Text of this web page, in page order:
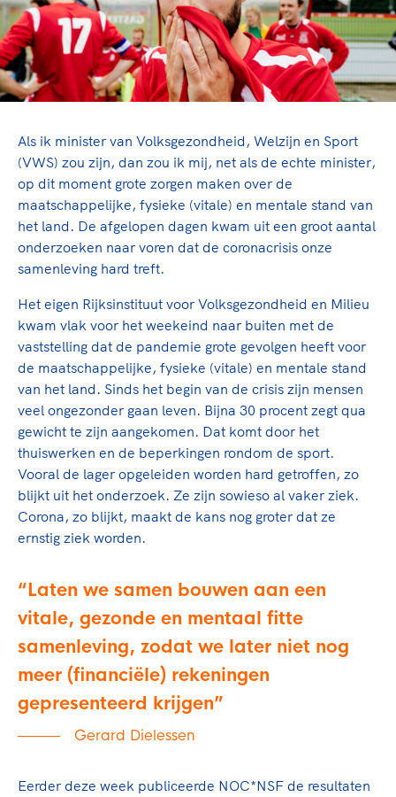
Sportonderzoek
Sportakkoord II
TeamNL kids
Olympische geschiedenis
Nieuwspagina
Columns
Sport gaat niet vanzelf
Sport verenigt. Op sportclubs, pleintjes, tijdens
een rondje fietsen, door samen te skaten of naar
de sportschool te gaan. Door samen te juichen
voor Sifan Hassan, Rico Verhoeven, Diede de
Groot en het Nederlands Elftal. Of met trots te
genieten van de karatewedstrijd van je dochter,
de halve marathon van je moeder of de
hockeywedstrijd van je buurjongen.
Lees verder
Veilige en integere sport
Diversiteit en inclusie
Gezonde sportomgeving
Duurzaamheid
Vitale clubs en bestuurlijk kader
Sportmatch
Clubacties
Handboek Wet- en Regelgeving
High5 Stappenplan
Ruimte voor sport
Clubondersteuning
Beroepskrachten
Samen voor een veilige
sportomgeving
Voor welk gedrag staat de club? Wat mag wel
En wat mag vooral niet? Een gedragscode geeft
hier richting aan en is dus een belangrijk
onderdeel van het clubbeleid rondom gewenst en
ongewenst gedrag.
Lees verder
TeamNL Academie Kalender
Kennisaanbod TeamNL Experts
TeamNL Sport Science Centre
Olympische Spelen LA28
Paralympische Spelen LA28
Europese Spelen Istanbul 2027
Topsportbeleid
Topsportfinanciering
Maatschappelijke waarde topsport
Top teamsportcompetities
De TeamNL Academie
De TeamNL Academie biedt een leer- en
ontwikkelprogramma voor de volgende functies
binnen TeamNL programma's: experts, coaches,
bestuurders, (technisch) directeuren, managers en
toekomstig kader.
Als ik minister van Volksgezondheid, Welzijn en Sport
(VWS) zou zijn, dan zou ik mij, net als de echte minister,
op dit moment grote zorgen maken over de
maatschappelijke, fysieke (vitale) en mentale stand van
het land. De afgelopen dagen kwam uit een groot aantal
onderzoeken naar voren dat de coronacrisis onze
samenleving hard treft.
Het eigen Rijksinstituut voor Volksgezondheid en Milieu
kwam vlak voor het weekeind naar buiten met de
vaststelling dat de pandemie grote gevolgen heeft voor
de maatschappelijke, fysieke (vitale) en mentale stand
van het land. Sinds het begin van de crisis zijn mensen
veel ongezonder gaan leven. Bijna 30 procent zegt qua
gewicht te zijn aangekomen. Dat komt door het
thuiswerken en de beperkingen rondom de sport.
Vooral de lager opgeleiden worden hard getroffen, zo
blijkt uit het onderzoek. Ze zijn sowieso al vaker ziek.
Corona, zo blijkt, maakt de kans nog groter dat ze
ernstig ziek worden.
Laten we samen bouwen aan een
vitale, gezonde en mentaal fitte
samenleving, zodat we later niet nog
meer (financiële) rekeningen
gepresenteerd krijgen
Gerard Dielessen
Eerder deze week publiceerde NOC*NSF de resultaten